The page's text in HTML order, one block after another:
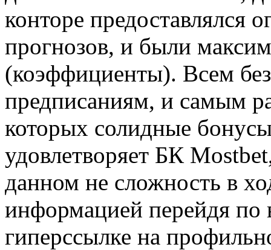
конторе предоставлялся
прогнозов, и были
(коэффициенты). Всем
предписаниям, и самым
которых солидные
удовлетворяет БК
данном не сложность в
информацией перейдя
гиперссылке на